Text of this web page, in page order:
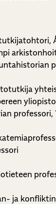
yliopisto
professori,
ja